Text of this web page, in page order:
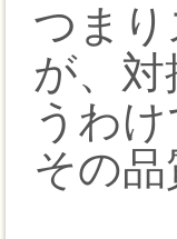
つま
が、
うわけ
その